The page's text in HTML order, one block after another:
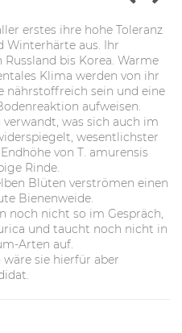
erstes ihre hohe Toleranz
Winterhärte aus. Ihr
bis Korea. Warme
Klima werden von ihr
nährstoffreich sein und eine
aufweisen.
was sich auch im
wesentlichster
von T. amurensis
Rinde.
Blüten verströmen einen
Bienenweide.
noch nicht so im Gespräch,
und taucht noch nicht in
Arten auf.
sie hierfür aber